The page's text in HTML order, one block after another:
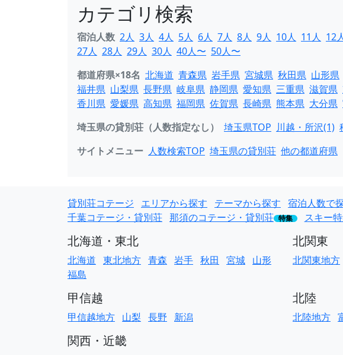
カテゴリ検索
宿泊人数 2人 3人 4人 5人 6人 7人 8人 9人 10人 11人 12
27人 28人 29人 30人 40人〜 50人〜
都道府県×18名 北海道 青森県 岩手県 宮城県 秋田県 山形県
福井県 山梨県 長野県 岐阜県 静岡県 愛知県 三重県 滋賀県
香川県 愛媛県 高知県 福岡県 佐賀県 長崎県 熊本県 大分県
埼玉県の貸別荘（人数指定なし）
埼玉県TOP 川越・所沢(1)
サイトメニュー 人数検索TOP 埼玉県の貸別荘 他の都道府県
貸別荘コテージ エリアから探す テーマから探す 宿泊人数で
千葉コテージ・貸別荘 那須のコテージ・貸別荘 特集 スキー
北海道・東北
北海道 東北地方 青森 岩手 秋田 宮城 山形
福島
北関東
北関東地方
甲信越
甲信越地方 山梨 長野 新潟
北陸
北陸地方
関西・近畿